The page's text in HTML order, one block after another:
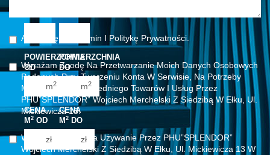
2
3
4
5
2
3
5
6
POWIERZCHNIA
OD
m2
POWIERZCHNIA
DO
m2
CENA
M2 OD
zł
CENA
M2DO
zł
Akceptuję Regulamin I Politykę Prywatności.
Wyrażam Zgodę Na Przetwarzanie Moich Danych Osobowych
Podanych Przy Tworzeniu Konta W Serwisie, Na Potrzeby
Marketingu Bezpośredniego Towarów I Usług Przez
PHU”SPLENDOR” Wojciech Merchelski Z Siedzibą W Ełku, Ul.
Mickiewicza 13.
Wyrażam Zgodę Na Używanie Przez PHU”SPLENDOR”
Wojciech Merchelski Z Siedzibą W Ełku, Ul. Mickiewicza 13 W